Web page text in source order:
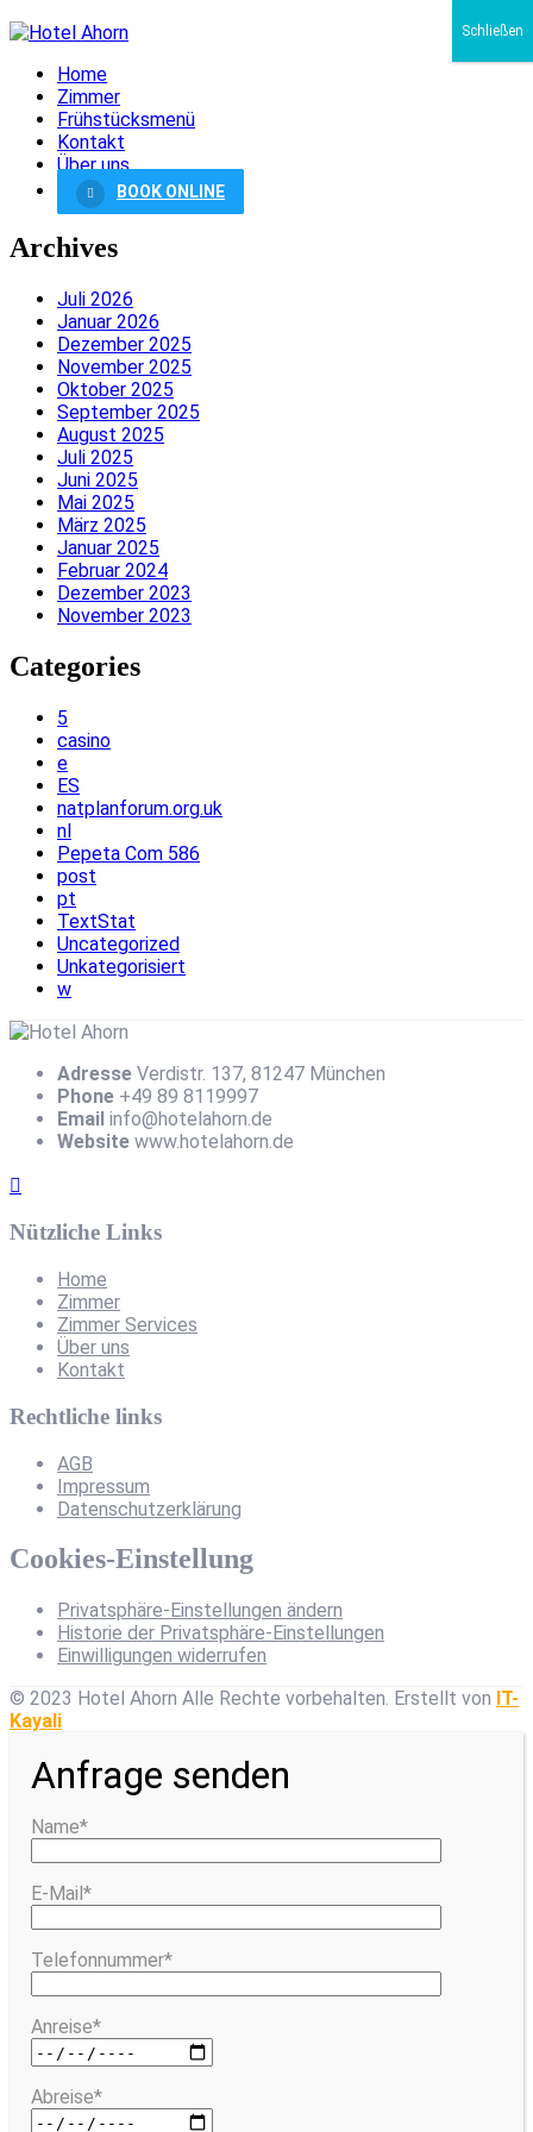
Home
Zimmer
Frühstücksmenü
Kontakt
Über uns
BOOK ONLINE
Archives
Juli 2026
Januar 2026
Dezember 2025
November 2025
Oktober 2025
September 2025
August 2025
Juli 2025
Juni 2025
Mai 2025
März 2025
Januar 2025
Februar 2024
Dezember 2023
November 2023
Categories
5
casino
e
ES
natplanforum.org.uk
nl
Pepeta Com 586
post
pt
TextStat
Uncategorized
Unkategorisiert
w
Adresse Verdistr. 137, 81247 München
Phone +49 89 8119997
Email info@hotelahorn.de
Website www.hotelahorn.de
Nützliche Links
Home
Zimmer
Zimmer Services
Über uns
Kontakt
Rechtliche links
AGB
Impressum
Datenschutzerklärung
Cookies-Einstellung
Privatsphäre-Einstellungen ändern
Historie der Privatsphäre-Einstellungen
Einwilligungen widerrufen
© 2023 Hotel Ahorn Alle Rechte vorbehalten. Erstellt von IT-
Kayali
Anfrage senden
Name*
E-Mail*
Telefonnummer*
Anreise*
Abreise*
Schließen